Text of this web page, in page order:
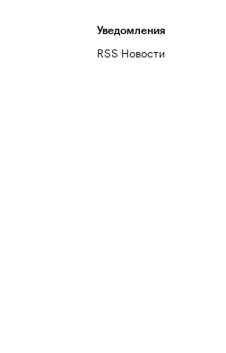
Уведомления
RSS Новости